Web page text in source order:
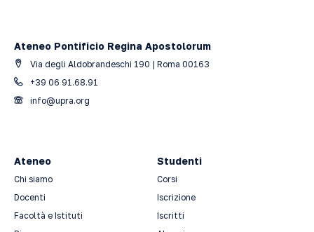
Ateneo Pontificio Regina Apostolorum
Via degli Aldobrandeschi 190 | Roma 00163
+39 06 91.68.91
info@upra.org
Ateneo
Chi siamo
Docenti
Facoltà e Istituti
Studenti
Corsi
Iscrizione
Iscritti